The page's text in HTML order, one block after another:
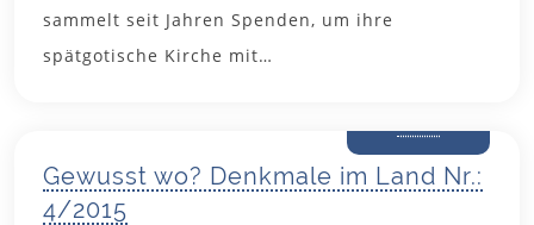
sammelt seit Jahren Spenden, um ihre
spätgotische Kirche mit…
Gewusst wo? Denkmale im Land Nr.:
4/2015